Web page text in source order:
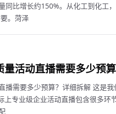
同比增长约150%。从化工到化工
。菏泽
量活动直播需要多少预
播需要多少预算？详细拆解 这是
上专业级企业活动直播包含很多环